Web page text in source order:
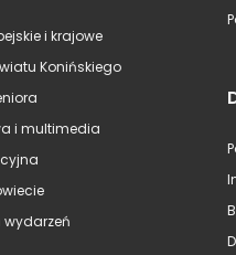
i krajowe
Konińskiego
i multimedia